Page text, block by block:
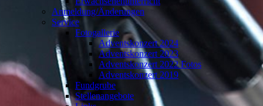
Anmeldung/Änderungen
Service
Fotogallerie
Adventskonzert 2024
Adventskonzert 2023
Adventskonzert 2022 Fotos
Adventskonzert 2019
Fundgrube
Stellenangebote